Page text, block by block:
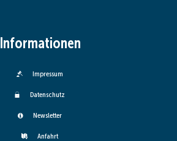
Informationen
Impressum
Datenschutz
Newsletter
Anfahrt